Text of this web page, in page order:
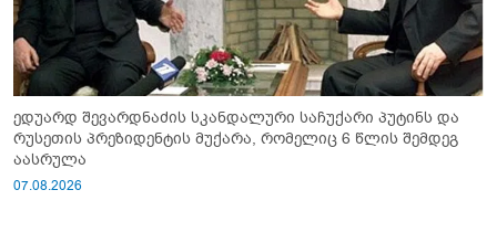
ედუარდ შევარდნაძის სკანდალური საჩუქარი პუტინს და
რუსეთის პრეზიდენტის მუქარა, რომელიც 6 წლის შემდეგ
აასრულა
07.08.2026